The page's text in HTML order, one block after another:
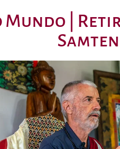
|
Samten